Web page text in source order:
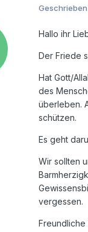
Geschrieben
Hallo ihr
Der Friede
Hat Gott/
des
überleben.
schützen.
Es geht
Wir sollten
vergessen.
Freundliche